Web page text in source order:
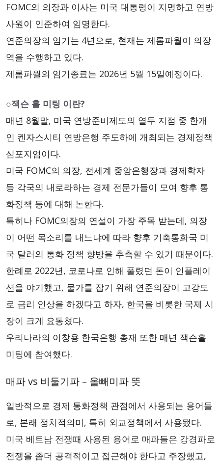
FOMC의 의장과 이사는 미국 대통령이 지명하고 연방
사원이 인준하여 임명한다.
연준의장의 임기는 4년으로, 현재는 제롬파월이 의장
역을 수행하고 있다.
제롬파월의 임기종료는 2026년 5월 15일예정이다.
○잭슨 홀 미팅 이란?
매년 8월말, 미국 연방준비제도의 열두 지점 중 한개
인 켄자스시티 연방은행 주도하에 개최되는 경제정책
심포지엄이다.
미국 FOMC의 의장, 전세계 중앙은행장과 경제학자
등 각국의 내로라하는 경제 전문가들이 모여 향후 통
화정책 등에 대해 논한다.
특히나 FOMC의장의 연설이 가장 주목 받는데, 의장
이 어떤 목소리를 내느냐에 따라 향후 기축통화국 미
국 달러의 통화 정책 향방을 추측할 수 있기 때문이다.
한례로 2022년, 코로나로 인해 풀렸던 돈이 인플레이
션을 야기했고, 물가를 잡기 위해 연준의장이 고강도
로 금리 인상을 하겠다고 하자, 한국을 비롯한 국제 시
장이 크게 요동쳤다.
우리나라의 이창용 한국은행 총재 또한 매년 잭슨홀
미팅에 참여했다.
매파 vs 비둘기파 – 올빼미파 뜻
일반적으로 경제 통화정책 관점에서 사용되는 용어들
로, 본래 정치적의미, 특히 외교정책에서 사용됐다.
미국 베트남 전쟁때 사용된 용어로 매파들은 강경파로
전쟁을 좀더 공격적이고 접근해야 한다고 주장했고,